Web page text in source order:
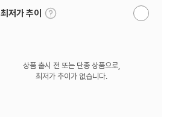
최저가 추이
툴
팁
알
상품 출시 전 또는 단종 상품으로,
최저가 추이가 없습니다.